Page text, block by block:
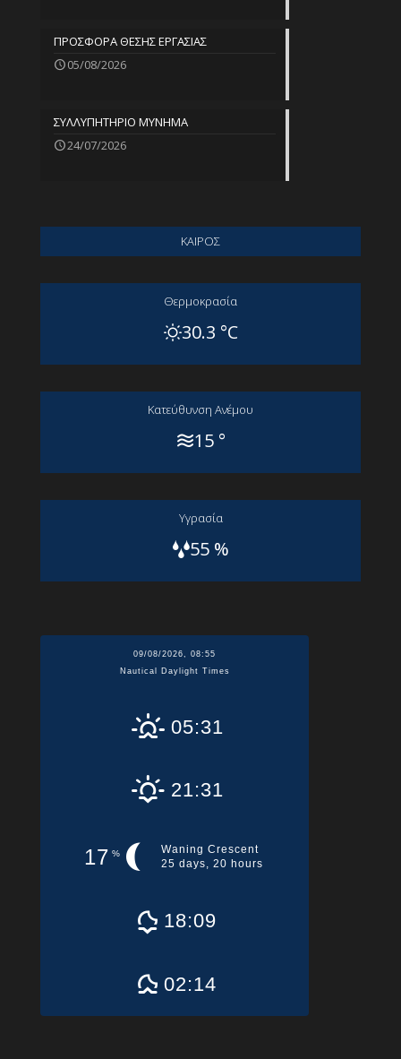
ΠΡΟΣΦΟΡΑ ΘΕΣΗΣ ΕΡΓΑΣΙΑΣ
05/08/2026
ΣΥΛΛΥΠΗΤΗΡΙΟ ΜΥΝΗΜΑ
24/07/2026
ΚΑΙΡΟΣ
Θερμοκρασία
30.3 °C
Kατεύθυνση Aνέμου
15 °
Yγρασία
55 %
09/08/2026, 08:55
Nautical Daylight Times
05:31
21:31
17 %
Waning Crescent
25 days, 20 hours
18:09
02:14